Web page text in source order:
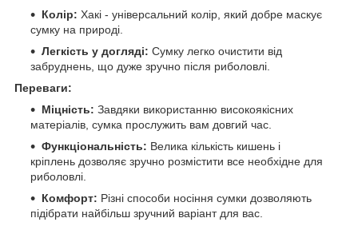
Колір: Хакі - універсальний колір, який добре маскує
сумку на природі.
Легкість у догляді: Сумку легко очистити від
забруднень, що дуже зручно після риболовлі.
Переваги:
Міцність: Завдяки використанню високоякісних
матеріалів, сумка прослужить вам довгий час.
Функціональність: Велика кількість кишень і
кріплень дозволяє зручно розмістити все необхідне для
риболовлі.
Комфорт: Різні способи носіння сумки дозволяють
підібрати найбільш зручний варіант для вас.